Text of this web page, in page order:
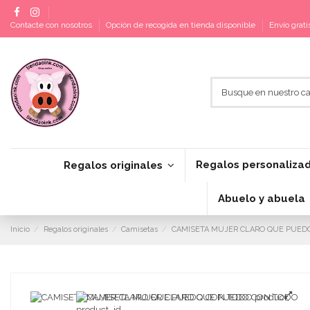
Contacte con nosotros Opción de recogida en tienda disponible Envío
Regalos originales Regalos
Abuelo y abuela
Inicio Regalos originales Camisetas CAMISETA MUJER CLARO QUE